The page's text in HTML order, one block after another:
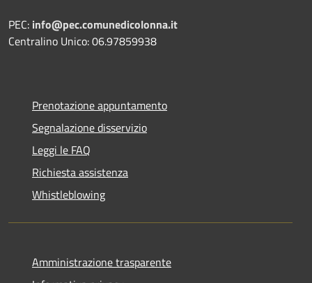
PEC: info@pec.comunedicolonna.it
Centralino Unico: 06.97859938
Prenotazione appuntamento
Segnalazione disservizio
Leggi le FAQ
Richiesta assistenza
Whistleblowing
Amministrazione trasparente